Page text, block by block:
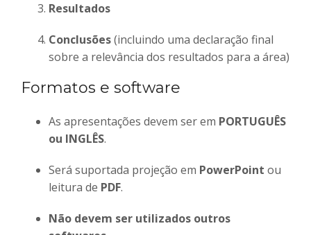
Resultados
Conclusões(incluindo uma declaração final
sobre a relevância dos resultados para a área)
Formatos e software
As apresentações devem ser em PORTUGUÊS
ou INGLÊS.
Será suportada projeção em PowerPoint ou
leitura de PDF.
Não devem ser utilizados outros